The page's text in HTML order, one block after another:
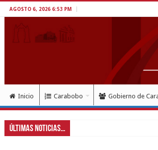
AGOSTO 6, 2026 6:53 PM
Inicio Carabobo Gobierno de
Últimas Noticias...